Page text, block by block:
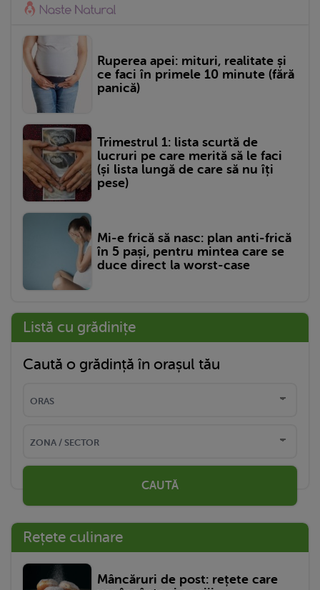
Ruperea apei: mituri, realitate și
ce faci în primele 10 minute (fără
panică)
Trimestrul 1: lista scurtă de
lucruri pe care merită să le faci
(și lista lungă de care să nu îți
pese)
Mi-e frică să nasc: plan anti-frică
în 5 pași, pentru mintea care se
duce direct la worst-case
Listă cu grădinițe
Caută o grădință în orașul tău
CAUTĂ
Rețete culinare
Mâncăruri de post: rețete care